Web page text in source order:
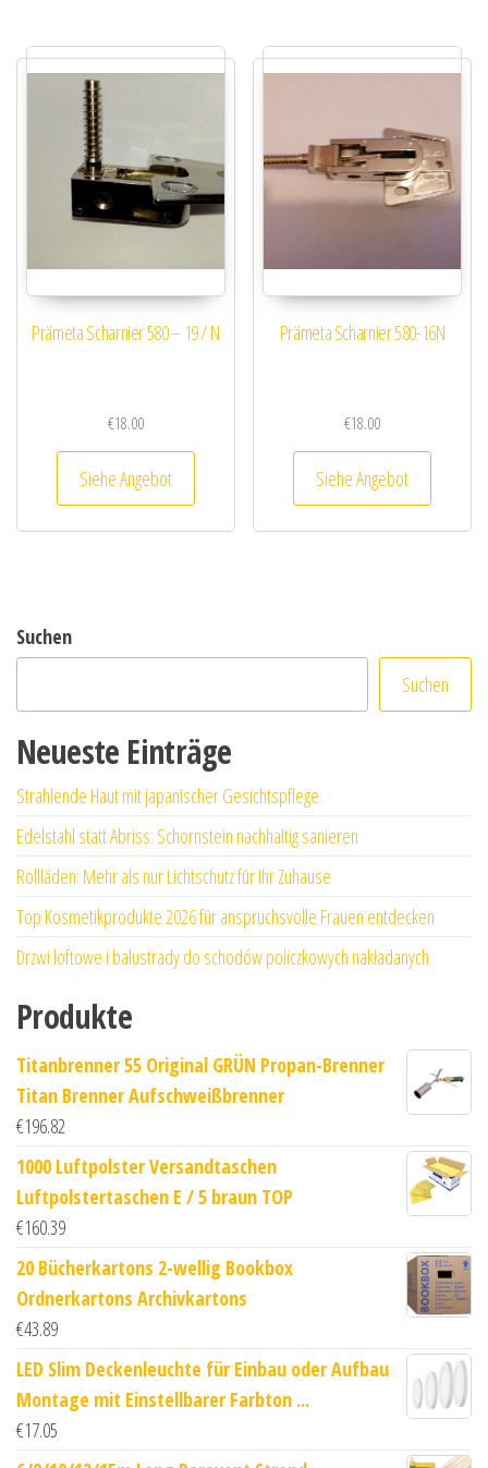
Prämeta Scharnier 580 – 19 / N
€18.00
Siehe Angebot
Prämeta Scharnier 580-16N
€18.00
Siehe Angebot
Suchen
Suchen
Neueste Einträge
Strahlende Haut mit japanischer Gesichtspflege
Edelstahl statt Abriss: Schornstein nachhaltig sanieren
Rollläden: Mehr als nur Lichtschutz für Ihr Zuhause
Top Kosmetikprodukte 2026 für anspruchsvolle Frauen entdecken
Drzwi loftowe i balustrady do schodów policzkowych nakładanych
Produkte
Titanbrenner 55 Original GRÜN Propan-Brenner
Titan Brenner Aufschweißbrenner
€196.82
1000 Luftpolster Versandtaschen
Luftpolstertaschen E / 5 braun TOP
€160.39
20 Bücherkartons 2-wellig Bookbox
Ordnerkartons Archivkartons
€43.89
LED Slim Deckenleuchte für Einbau oder Aufbau
Montage mit Einstellbarer Farbton ...
€17.05